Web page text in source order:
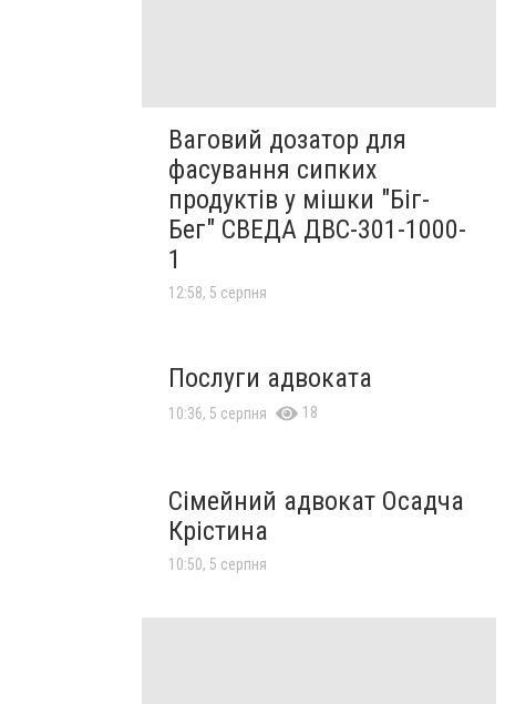
Ваговий дозатор для
фасування сипких
продуктів у мішки "Біг-
Бег" СВЕДА ДВС-301-1000-
1
12:58, 5 серпня
Послуги адвоката
10:36, 5 серпня 18
Сімейний адвокат Осадча
Крістина
10:50, 5 серпня